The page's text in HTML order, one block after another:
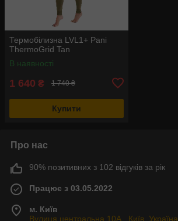
Термобілизна LVL1+ Pani
ThermoGrid Tan
В наявності
1 640 ₴ 1 740 ₴
Купити
Про нас
90% позитивних з 102 відгуків за рік
Працює з 03.05.2022
м. Київ
Вулиця центральна 10А , Київ, Україна